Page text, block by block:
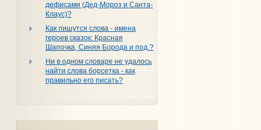
дефисами (Дед-Мороз и Санта-
Клаус)?
Как пишутся слова - имена
героев сказок: Красная
Шапочка, Синяя Борода и под.?
Ни в одном словаре не удалось
найти слова борсетка - как
правильно его писать?